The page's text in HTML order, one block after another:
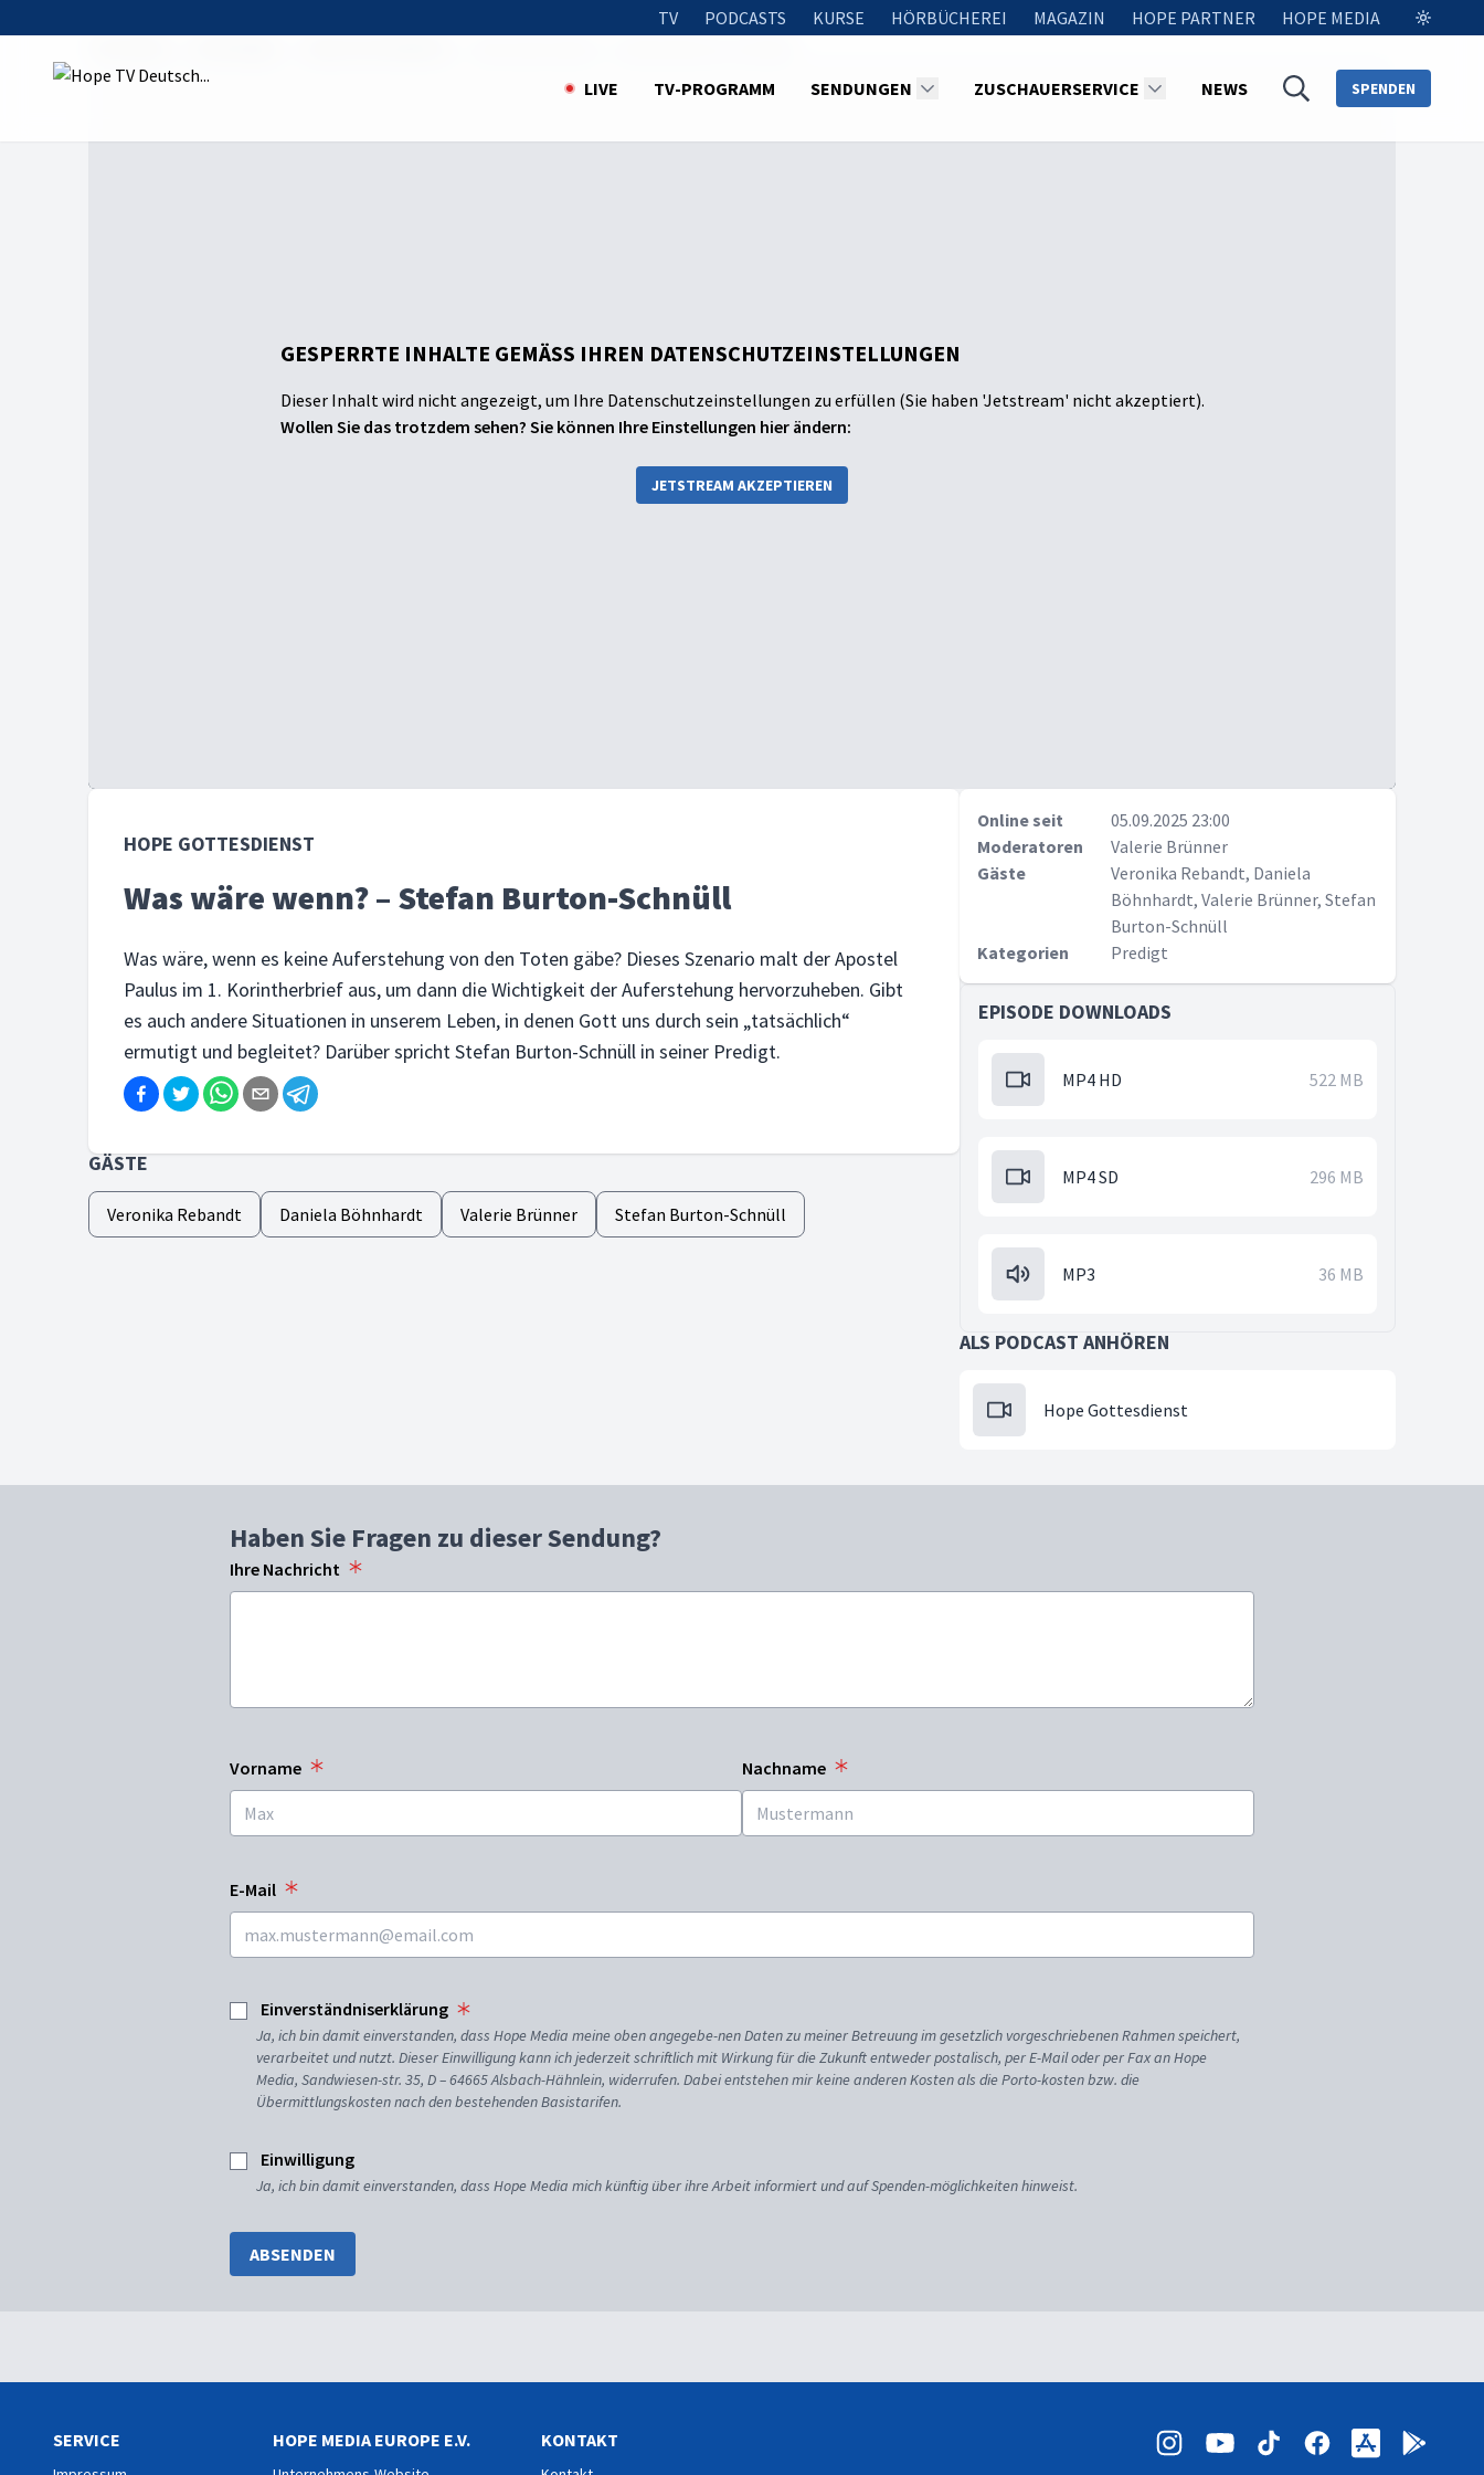
TV PODCASTS KURSE HÖRBÜCHEREI MAGAZIN HOPE PARTNER HOPE MEDIA
LIVE TV-PROGRAMM SENDUNGEN ZUSCHAUERSERVICE NEWS SPENDEN
GESPERRTE INHALTE GEMÄSS IHREN DATENSCHUTZEINSTELLUNGEN
Dieser Inhalt wird nicht angezeigt, um Ihre Datenschutzeinstellungen zu erfüllen (Sie haben 'Jetstream' nicht akzeptiert).
Wollen Sie das trotzdem sehen? Sie können Ihre Einstellungen hier ändern:
JETSTREAM AKZEPTIEREN
HOPE GOTTESDIENST
Was wäre wenn? – Stefan Burton-Schnüll
Was wäre, wenn es keine Auferstehung von den Toten gäbe? Dieses Szenario malt der Apostel
Paulus im 1. Korintherbrief aus, um dann die Wichtigkeit der Auferstehung hervorzuheben. Gibt
es auch andere Situationen in unserem Leben, in denen Gott uns durch sein „tatsächlich“
ermutigt und begleitet? Darüber spricht Stefan Burton-Schnüll in seiner Predigt.
GÄSTE
Veronika Rebandt Daniela Böhnhardt Valerie Brünner Stefan Burton-Schnüll
Online seit
05.09.2025 23:00
Moderatoren
Valerie Brünner
Gäste
Veronika Rebandt, Daniela
Böhnhardt, Valerie Brünner, Stefan
Burton-Schnüll
Kategorien
Predigt
EPISODE DOWNLOADS
MP4 HD 522 MB
MP4 SD 296 MB
MP3 36 MB
ALS PODCAST ANHÖREN
Hope Gottesdienst
Haben Sie Fragen zu dieser Sendung?
Ihre Nachricht
Vorname Nachname
E-Mail
Einverständniserklärung
Ja, ich bin damit einverstanden, dass Hope Media meine oben angegebe-nen Daten zu meiner Betreuung im gesetzlich vorgeschriebenen Rahmen speichert,
verarbeitet und nutzt. Dieser Einwilligung kann ich jederzeit schriftlich mit Wirkung für die Zukunft entweder postalisch, per E-Mail oder per Fax an Hope
Media, Sandwiesen-str. 35, D – 64665 Alsbach-Hähnlein, widerrufen. Dabei entstehen mir keine anderen Kosten als die Porto-kosten bzw. die
Übermittlungskosten nach den bestehenden Basistarifen.
Einwilligung
Ja, ich bin damit einverstanden, dass Hope Media mich künftig über ihre Arbeit informiert und auf Spenden-möglichkeiten hinweist.
ABSENDEN
SERVICE HOPE MEDIA EUROPE E.V. KONTAKT